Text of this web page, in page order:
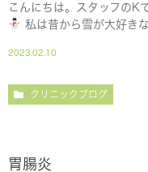
こんにちは。スタッフのK
私は昔から雪が大好き
2023.02.10
クリニックブログ
胃腸炎